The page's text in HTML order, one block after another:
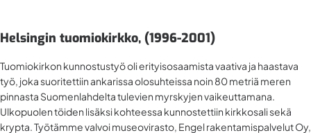
Helsingin tuomiokirkko, (1996-2001)
Tuomiokirkon kunnostustyö oli erityisosaamista vaativa ja haastava
työ, joka suoritettiin ankarissa olosuhteissa noin 80 metriä meren
pinnasta Suomenlahdelta tulevien myrskyjen vaikeuttamana.
Ulkopuolen töiden lisäksi kohteessa kunnostettiin kirkkosali sekä
krypta. Työtämme valvoi museovirasto, Engel rakentamispalvelut Oy,